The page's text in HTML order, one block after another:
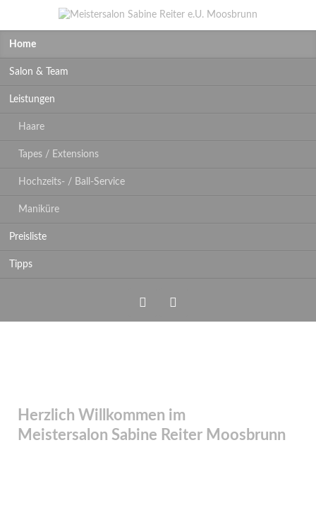
Navigation
Home
Salon & Team
Leistungen
Haare
Tapes / Extensions
Hochzeits- / Ball-Service
Maniküre
Preisliste
Tipps
Herzlich Willkommen im
Meistersalon Sabine Reiter Moosbrunn